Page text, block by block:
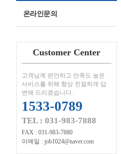
온라인문의
Customer Center
고객님께 편안하고 만족도 높은
서비스를 위해 항상 친절하게 답
변해 드리겠습니다.
1533-0789
TEL : 031-983-7888
FAX : 031-983-7880
이메일 : job1024@naver.com